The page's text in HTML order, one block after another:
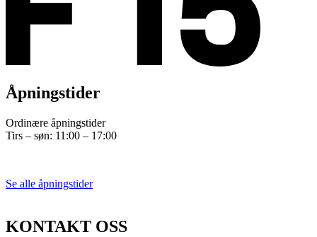
Åpningstider
Ordinære åpningstider
Tirs – søn: 11:00 – 17:00
Se alle åpningstider
KONTAKT OSS